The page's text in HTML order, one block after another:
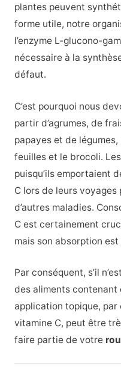
plantes peuvent
forme utile, notre
l’enzyme L-glucono-
nécessaire à la
défaut.
C’est pourquoi nous
partir d’agrumes, de
papayes et de
feuilles et le brocoli.
puisqu’ils emportaient
C lors de leurs
d’autres maladies.
C est certainement
mais son absorption est
Par conséquent, s’il
des aliments contenant
application topique, par
vitamine C, peut être
faire partie de votre